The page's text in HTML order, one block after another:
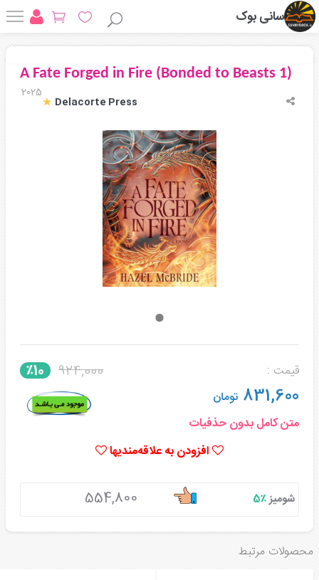
سانی بوک
A Fate Forged in Fire (Bonded to Beasts 1)
2025
Delacorte Press
قیمت : 924,000 ٪10
831,600 تومان
متن کامل بدون حذفیات
افزودن به علاقه‌مندیها
شومیز٪5 554,800
محصولات مرتبط